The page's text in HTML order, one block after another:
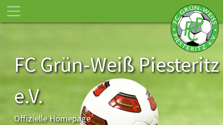
FC Grün-Weiß Piesteritz
e.V.
Offizielle Homepage